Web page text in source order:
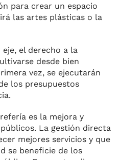
para crear un espacio
las artes plásticas o la
el derecho a la
desde bien
vez, se ejecutarán
los presupuestos
es la mejora y
La gestión directa
mejores servicios y que
se beneficie de los